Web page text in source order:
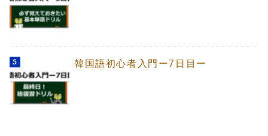
韓国語初心者入門ー7日目ー